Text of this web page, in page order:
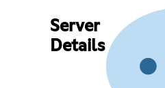
Server
Details